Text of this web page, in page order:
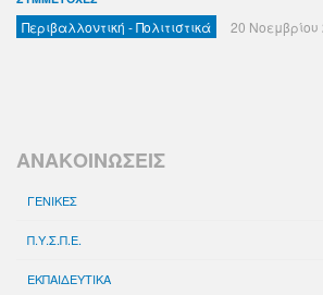
Περιβαλλοντική - Πολιτιστικά 20 Νοεμβρίου
ΑΝΑΚΟΙΝΩΣΕΙΣ
ΓΕΝΙΚΕΣ
Π.Υ.Σ.Π.Ε.
ΕΚΠΑΙΔΕΥΤΙΚΑ